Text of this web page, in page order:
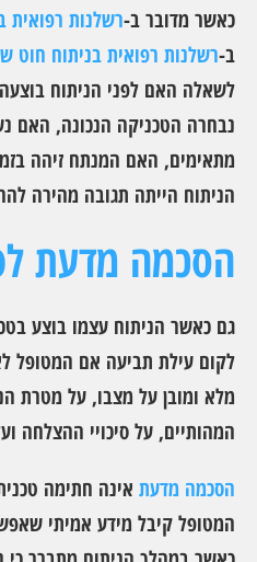
כאשר מדובר ב-רשלנות רפואית
ב-רשלנות רפואית בניתוח חוט
לשאלה האם לפני הניתוח
נבחרה הטכניקה הנכונה, האם
מתאימים, האם המנתח זיהה
הניתוח הייתה תגובה מהירה
הסכמה מדעת
גם כאשר הניתוח עצמו בוצע
לקום עילת תביעה אם המטופל
מלא ומובן על מצבו, על מטרת
המהותיים, על סיכויי ההצלחה
הסכמה מדעת אינה חתימה
המטופל קיבל מידע אמיתי